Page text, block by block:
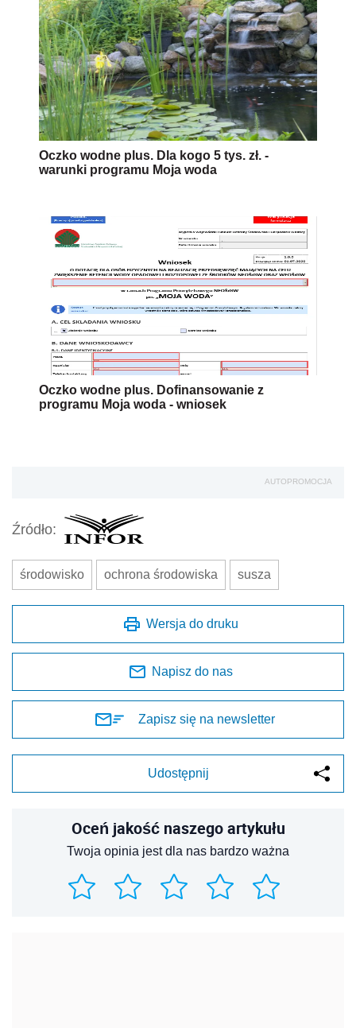
Oczko wodne plus. Dla kogo 5 tys. zł. -
warunki programu Moja woda
Oczko wodne plus. Dofinansowanie z
programu Moja woda - wniosek
AUTOPROMOCJA
Źródło:
środowisko ochrona środowiska susza
Wersja do druku
Napisz do nas
Zapisz się na newsletter
Udostępnij
Oceń jakość naszego artykułu
Twoja opinia jest dla nas bardzo ważna